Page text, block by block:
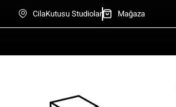
CilaKutusu Studiolar Mağaza